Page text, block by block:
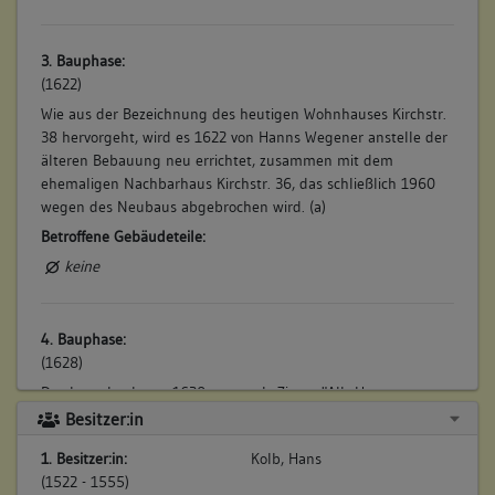
3. Bauphase:
(1622)
Wie aus der Bezeichnung des heutigen Wohnhauses Kirchstr.
38 hervorgeht, wird es 1622 von Hanns Wegener anstelle der
älteren Bebauung neu errichtet, zusammen mit dem
ehemaligen Nachbarhaus Kirchstr. 36, das schließlich 1960
wegen des Neubaus abgebrochen wird. (a)
Betroffene Gebäudeteile:
keine
4. Bauphase:
(1628)
Das Lagerbuch von 1628 nennt als Zinser "Allt Hanns
Wägner", der "ußer Seinem Hauß, Hofraithen, und Scheuren,
gelegen, stoßt hinden uff Jerg Kepplers Scheuren, und
vornen uff die Allmand" 1 Schilling 5 Heller bezahlt. (a)
Besitzer:in
1. Besitzer:in:
(1522 - 1555)
Kolb, Hans